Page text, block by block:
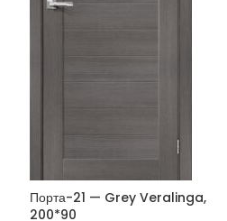
Порта-21 — Grey Veralinga,
200*90